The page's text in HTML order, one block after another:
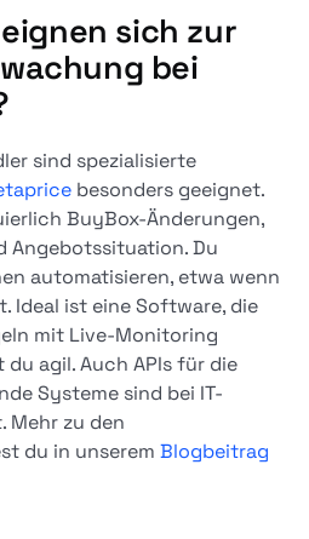
sich zur
bei
sind spezialisierte
besonders geeignet.
BuyBox-Änderungen,
Angebotssituation. Du
automatisieren, etwa wenn
Ideal ist eine Software, die
mit Live-Monitoring
agil. Auch APIs für die
Systeme sind bei IT-
Mehr zu den
du in unseremBlogbeitrag